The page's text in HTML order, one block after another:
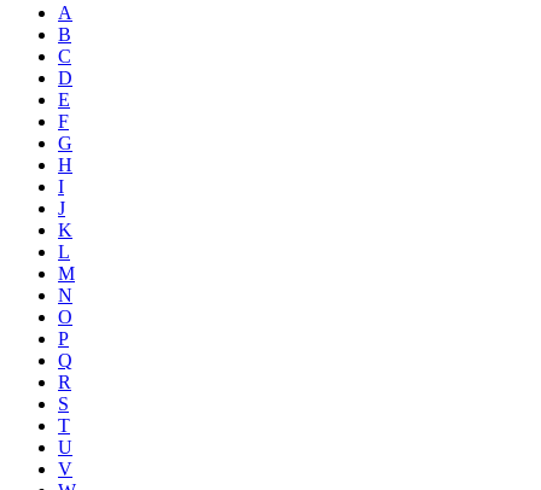
A
B
C
D
E
F
G
H
I
J
K
L
M
N
O
P
Q
R
S
T
U
V